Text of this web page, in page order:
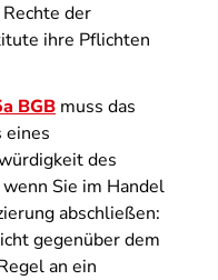
der
ihre Pflichten
BGB muss das
eines
des
Sie im Handel
abschließen:
gegenüber dem
an ein